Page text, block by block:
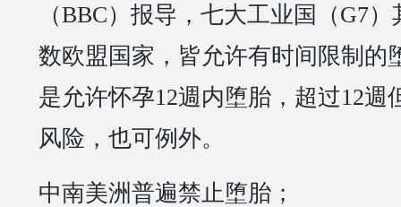
（BBC）报导，七大工业国（G7
数欧盟国家，皆允许有时间限制的
是允许怀孕12週内堕胎，超过12週
风险，也可例外。
中南美洲普遍禁止堕胎；